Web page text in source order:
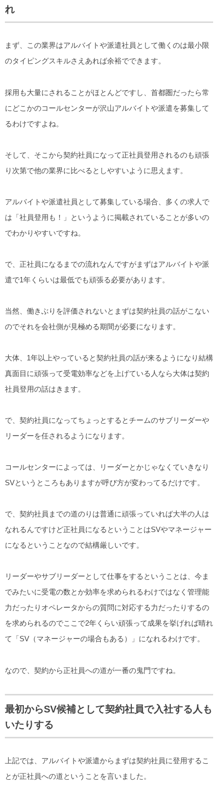
れ
まず、この業界はアルバイトや派遣社員として働くのは最小限
のタイピングスキルさえあれば余裕でできます。
採用も大量にされることがほとんどですし、首都圏だったら常
にどこかのコールセンターが沢山アルバイトや派遣を募集して
るわけですよね。
そして、そこから契約社員になって正社員登用されるのも頑張
り次第で他の業界に比べるとしやすいように思えます。
アルバイトや派遣社員として募集している場合、多くの求人で
は「社員登用も！」というように掲載されていることが多いの
でわかりやすいですね。
で、正社員になるまでの流れなんですがまずはアルバイトや派
遣で1年くらいは最低でも頑張る必要があります。
当然、働きぶりを評価されないとまずは契約社員の話がこない
のでそれを会社側が見極める期間が必要になります。
大体、1年以上やっていると契約社員の話が来るようになり結構
真面目に頑張って受電効率などを上げている人なら大体は契約
社員登用の話はきます。
で、契約社員になってちょっとするとチームのサブリーダーや
リーダーを任されるようになります。
コールセンターによっては、リーダーとかじゃなくていきなり
SVというところもありますが呼び方が変わってるだけです。
で、契約社員までの道のりは普通に頑張っていれば大半の人は
なれるんですけど正社員になるということはSVやマネージャー
になるということなので結構厳しいです。
リーダーやサブリーダーとして仕事をするということは、今ま
でみたいに受電の数とか効率を求められるわけではなく管理能
力だったりオペレータからの質問に対応する力だったりするの
を求められるのでここで2年くらい頑張って成果を挙げれば晴れ
て「SV（マネージャーの場合もある）」になれるわけです。
なので、契約から正社員への道が一番の鬼門ですね。
最初からSV候補として契約社員で入社する人も
いたりする
上記では、アルバイトや派遣からまずは契約社員に登用するこ
とが正社員への道ということを言いました。